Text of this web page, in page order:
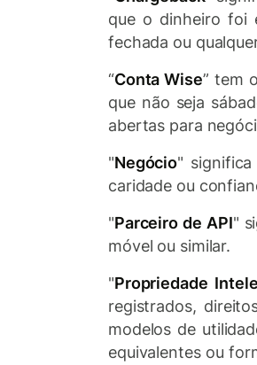
que o dinheiro foi
fechada ou
“Conta Wise” tem
que não seja
abertas para
"Negócio" significa
caridade ou
"Parceiro de API"
móvel ou similar.
"Propriedade
registrados,
modelos de
equivalentes ou